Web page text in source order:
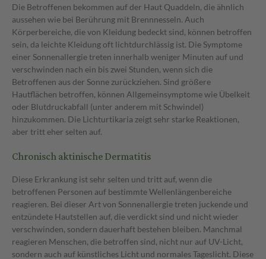
Die Betroffenen bekommen auf der Haut Quaddeln, die ähnlich
aussehen wie bei Berührung mit Brennnesseln. Auch
Körperbereiche, die von Kleidung bedeckt sind, können betroffen
sein, da leichte Kleidung oft lichtdurchlässig ist. Die Symptome
einer Sonnenallergie treten innerhalb weniger Minuten auf und
verschwinden nach ein bis zwei Stunden, wenn sich die
Betroffenen aus der Sonne zurückziehen. Sind größere
Hautflächen betroffen, können Allgemeinsymptome wie Übelkeit
oder Blutdruckabfall (unter anderem mit Schwindel)
hinzukommen. Die Lichturtikaria zeigt sehr starke Reaktionen,
aber tritt eher selten auf.
Chronisch aktinische Dermatitis
Diese Erkrankung ist sehr selten und tritt auf, wenn die
betroffenen Personen auf bestimmte Wellenlängenbereiche
reagieren. Bei dieser Art von Sonnenallergie treten juckende und
entzündete Hautstellen auf, die verdickt sind und nicht wieder
verschwinden, sondern dauerhaft bestehen bleiben. Manchmal
reagieren Menschen, die betroffen sind, nicht nur auf UV-Licht,
sondern auch auf künstliches Licht und normales Tageslicht. Diese